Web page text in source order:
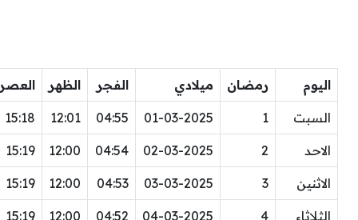
اليوم رمضان ميلادي الفجر الظهر العصر
السبت 1
01-03-2025
04:55
12:01
15:18
الاحد 2
02-03-2025
04:54
12:00
15:19
الاثنين 3
03-03-2025
04:53
12:00
15:19
الثلاثاء 4
04-03-2025
04:52
12:00
15:19